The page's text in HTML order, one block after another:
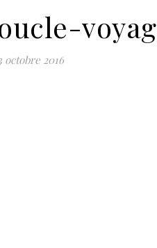
octobre 2016